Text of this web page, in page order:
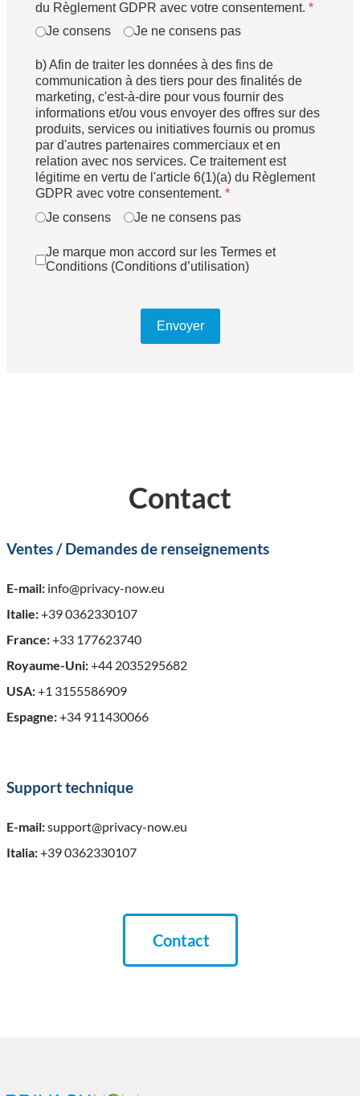
du Règlement GDPR avec votre consentement. *
Je consens
Je ne consens pas
b) Afin de traiter les données à des fins de
communication à des tiers pour des finalités de
marketing, c'est-à-dire pour vous fournir des
informations et/ou vous envoyer des offres sur des
produits, services ou initiatives fournis ou promus
par d'autres partenaires commerciaux et en
relation avec nos services. Ce traitement est
légitime en vertu de l'article 6(1)(a) du Règlement
GDPR avec votre consentement. *
Je consens
Je ne consens pas
Je marque mon accord sur les Termes et
Conditions (Conditions d’utilisation)
Envoyer
Contact
Ventes / Demandes de renseignements
E-mail: info@privacy-now.eu
Italie:+39 0362330107
France:+33 177623740
Royaume-Uni:+44 2035295682
USA:+1 3155586909
Espagne:+34 911430066
Support technique
E-mail:support@privacy-now.eu
Italia:+39 0362330107
Contact